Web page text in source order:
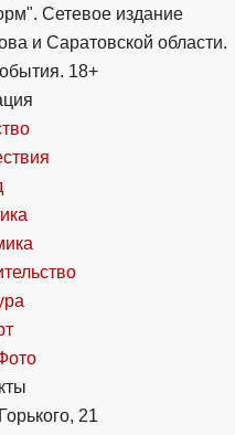
Сетевое издание
и Саратовской области.
18+
21